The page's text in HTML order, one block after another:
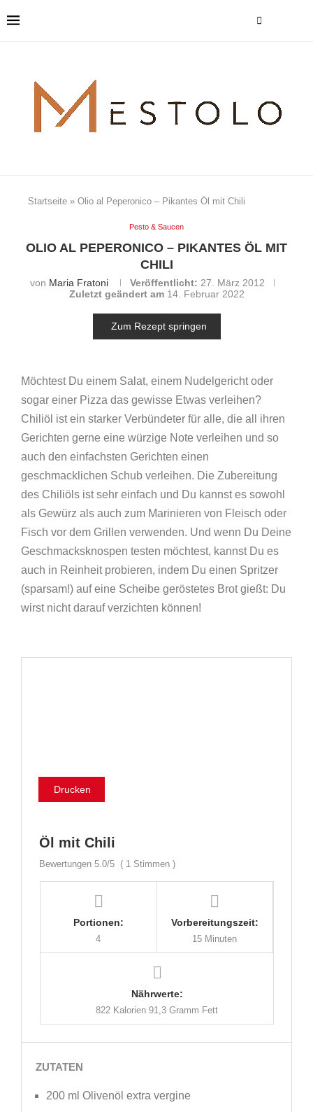
Startseite » Olio al Peperonico – Pikantes Öl mit Chili
Pesto & Saucen
OLIO AL PEPERONICO – PIKANTES ÖL MIT
CHILI
von Maria Fratoni Veröffentlicht: 27. März 2012
Zuletzt geändert am 14. Februar 2022
Zum Rezept springen
Möchtest Du einem Salat, einem Nudelgericht oder
sogar einer Pizza das gewisse Etwas verleihen?
Chiliöl ist ein starker Verbündeter für alle, die all ihren
Gerichten gerne eine würzige Note verleihen und so
auch den einfachsten Gerichten einen
geschmacklichen Schub verleihen. Die Zubereitung
des Chiliöls ist sehr einfach und Du kannst es sowohl
als Gewürz als auch zum Marinieren von Fleisch oder
Fisch vor dem Grillen verwenden. Und wenn Du Deine
Geschmacksknospen testen möchtest, kannst Du es
auch in Reinheit probieren, indem Du einen Spritzer
(sparsam!) auf eine Scheibe geröstetes Brot gießt: Du
wirst nicht darauf verzichten können!
Drucken
Öl mit Chili
Bewertungen 5.0/5 ( 1 Stimmen )
Portionen:
4
Vorbereitungszeit:
15 Minuten
Nährwerte:
822 Kalorien 91,3 Gramm Fett
ZUTATEN
200 ml Olivenöl extra vergine